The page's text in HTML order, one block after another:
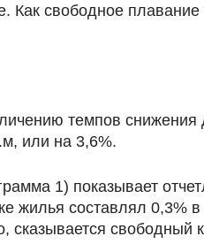
свободное
темпов
или на 3,6%.
1) показывает
жилья составлял 0,3%
свободный